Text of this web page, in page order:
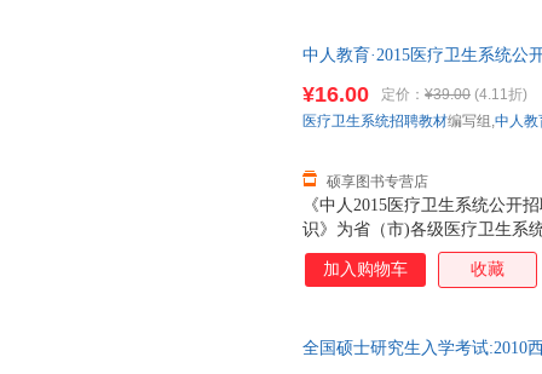
中人教育·2015医疗卫生系统公
捷，下单秒杀，欢迎选购！
《中人2015医疗卫生系统公开
识》为省（市)各级医疗卫生系
时俱进，由名师专家执笔，突
笔，全面讲解考点； 2.囊括考
¥16.00 定价： ¥39.00 (4.11折)
硕享图书专营店
医疗卫生系统招聘教材编写组,中人教
加入购物车 收藏
全国硕士研究生入学考试:2010